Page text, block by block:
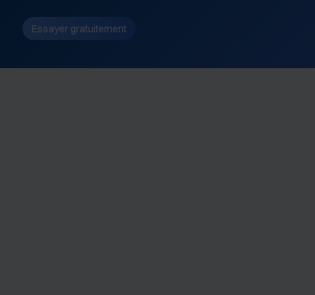
Essayer gratuitement